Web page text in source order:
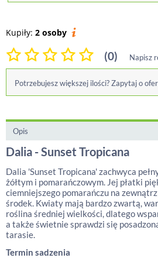
Kupiły: 2 osoby
(0) Napisz
Potrzebujesz większej ilości? Zapytaj o
Opis
Dalia - Sunset Tropicana
Dalia 'Sunset Tropicana' zachwyca
żółtym i pomarańczowym. Jej płatki
ciemniejszego pomarańczu na zewnątrz
środek. Kwiaty mają bardzo zwartą,
roślina średniej wielkości, dlatego
a także świetnie sprawdzi się
tarasie.
Termin sadzenia